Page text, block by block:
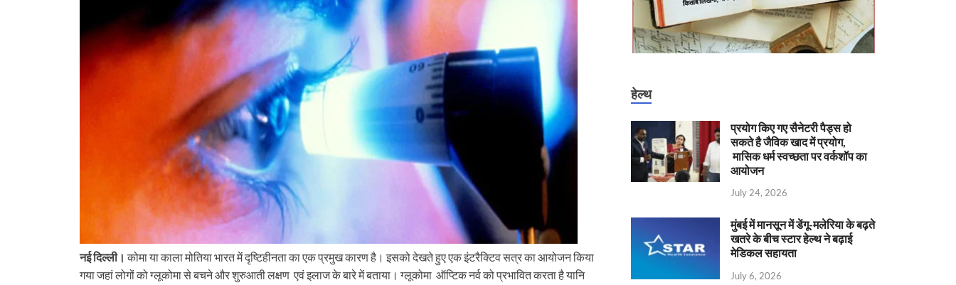
नई दिल्ली। कोमा या काला मोतिया भारत में दृष्टिहीनता का एक प्रमुख कारण है। इसको देखते हुए एक इंटरैक्टिव सत्र का आयोजन किया
गया जहां लोगों को ग्लूकोमा से बचने और शुरुआती लक्षण एवं इलाज के बारे में बताया। ग्लूकोमा ऑप्टिक नर्व को प्रभावित करता है यानि
हेल्थ
प्रयोग किए गए सैनेटरी पैड्स हो
सकते है जैविक खाद में प्रयोग,
मासिक धर्म स्वच्छता पर वर्कशॉप का
आयोजन
July 24, 2026
मुंबई में मानसून में डेंगू-मलेरिया के बढ़ते
खतरे के बीच स्टार हेल्थ ने बढ़ाई
मेडिकल सहायता
July 6, 2026